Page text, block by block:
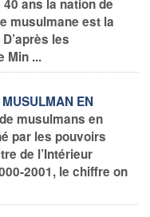
ans la nation de
musulmane est la
les
Min ...
EN
musulmans en
par les pouvoirs
de l’Intérieur
2001, le chiffre on